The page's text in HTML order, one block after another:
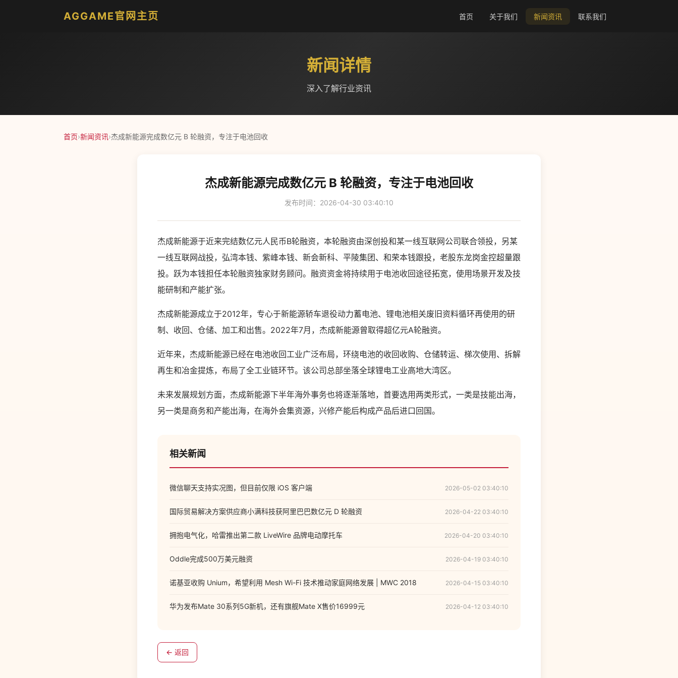
AGGAME官网主页 首页 关于我们 新闻资讯 联系我们
新闻详情
深入了解行业资讯
首页›新闻资讯›杰成新能源完成数亿元 B 轮融资，专注于电池回收
杰成新能源完成数亿元 B 轮融资，专注于电池回收
发布时间：2026-04-30 03:40:10
杰成新能源于近来完结数亿元人民币B轮融资，本轮融资由深创投和某一线互联网公司联合领投，另某
一线互联网战投，弘湾本钱、紫峰本钱、新会新科、平陵集团、和荣本钱跟投，老股东龙岗金控超量跟
投。跃为本钱担任本轮融资独家财务顾问。融资资金将持续用于电池收回途径拓宽，使用场景开发及技
能研制和产能扩张。
杰成新能源成立于2012年，专心于新能源轿车退役动力蓄电池、锂电池相关废旧资料循环再使用的研
制、收回、仓储、加工和出售。2022年7月，杰成新能源曾取得超亿元A轮融资。
近年来，杰成新能源已经在电池收回工业广泛布局，环绕电池的收回收购、仓储转运、梯次使用、拆解
再生和冶金提炼，布局了全工业链环节。该公司总部坐落全球锂电工业高地大湾区。
未来发展规划方面，杰成新能源下半年海外事务也将逐渐落地，首要选用两类形式，一类是技能出海，
另一类是商务和产能出海，在海外会集资源，兴修产能后构成产品后进口回国。
相关新闻
微信聊天支持实况图，但目前仅限 iOS 客户端 2026-05-02 03:40:10
国际贸易解决方案供应商小满科技获阿里巴巴数亿元 D 轮融资 2026-04-22 03:40:10
拥抱电气化，哈雷推出第二款 LiveWire 品牌电动摩托车 2026-04-20 03:40:10
Oddle完成500万美元融资 2026-04-19 03:40:10
诺基亚收购 Unium，希望利用 Mesh Wi-Fi 技术推动家庭网络发展 | MWC 2018 2026-04-15 03:40:10
华为发布Mate 30系列5G新机，还有旗舰Mate X售价16999元 2026-04-12 03:40:10
← 返回